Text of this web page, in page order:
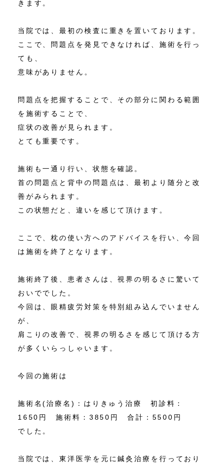
きます。
当院では、最初の検査に重きを置いております。
ここで、問題点を発見できなければ、施術を行っ
ても、
意味がありません。
問題点を把握することで、その部分に関わる範囲
を施術することで、
症状の改善が見られます。
とても重要です。
施術も一通り行い、状態を確認。
首の問題点と背中の問題点は、最初より随分と改
善がみられます。
この状態だと、違いを感じて頂けます。
ここで、枕の使い方へのアドバイスを行い、今回
は施術を終了となります。
施術終了後、患者さんは、視界の明るさに驚いて
おいででした。
今回は、眼精疲労対策を特別組み込んでいません
が、
肩こりの改善で、視界の明るさを感じて頂ける方
が多くいらっしゃいます。
今回の施術は
施術名(治療名)：はりきゅう治療 初診料：
1650円 施術料：3850円 合計：5500円
でした。
当院では、東洋医学を元に鍼灸治療を行っており